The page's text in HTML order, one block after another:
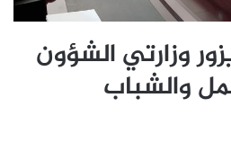
وزارتي الشؤون
والشباب